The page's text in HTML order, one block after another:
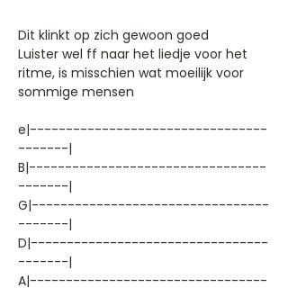
Dit klinkt op zich gewoon goed
Luister wel ff naar het liedje voor het
ritme, is misschien wat moeilijk voor
sommige mensen
e|---------------------------------
-------|
B|---------------------------------
-------|
G|---------------------------------
-------|
D|---------------------------------
-------|
A|---------------------------------